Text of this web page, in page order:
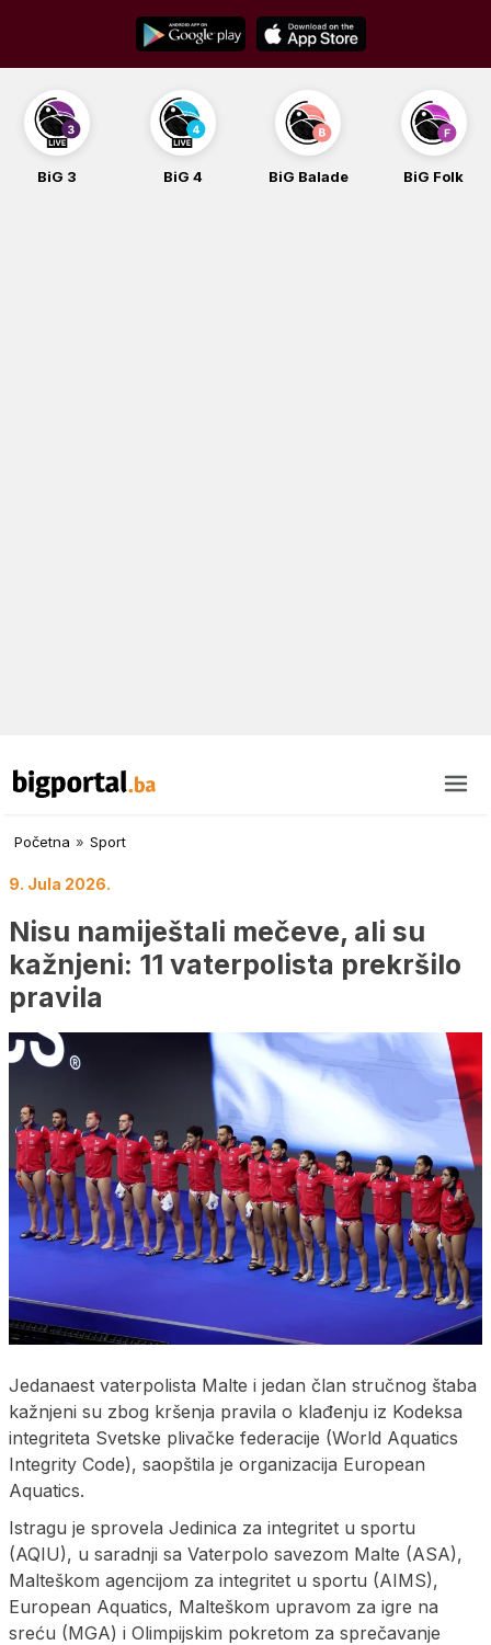
content
BiG 3 BiG 4 BiG Balade BiG Folk
Početna » Sport
9. Jula 2026.
Nisu namiještali mečeve, ali su
kažnjeni: 11 vaterpolista prekršilo
pravila
Jedanaest vaterpolista Malte i jedan član stručnog štaba
kažnjeni su zbog kršenja pravila o klađenju iz Kodeksa
integriteta Svetske plivačke federacije (World Aquatics
Integrity Code), saopštila je organizacija European
Aquatics.
Istragu je sprovela Jedinica za integritet u sportu
(AQIU), u saradnji sa Vaterpolo savezom Malte (ASA),
Malteškom agencijom za integritet u sportu (AIMS),
European Aquatics, Malteškom upravom za igre na
sreću (MGA) i Olimpijskim pokretom za sprečavanje